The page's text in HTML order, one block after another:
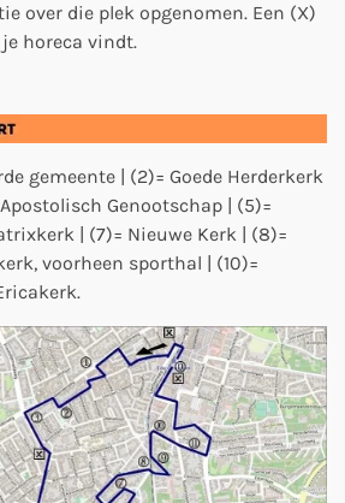
over die plek opgenomen. Een (X)
horeca vindt.
gemeente | (2)= Goede Herderkerk
Genootschap | (5)=
| (7)= Nieuwe Kerk | (8)=
voorheen sporthal | (10)=